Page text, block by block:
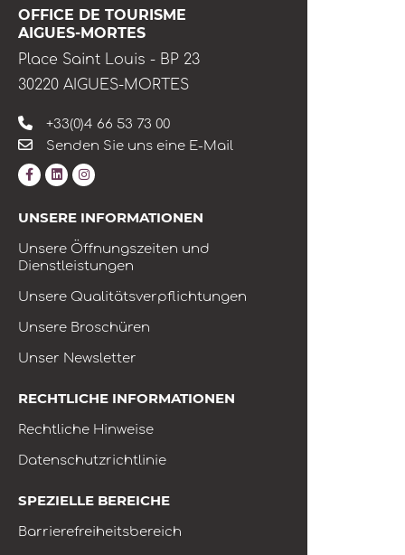
OFFICE DE TOURISME
AIGUES-MORTES
Place Saint Louis - BP 23
30220 AIGUES-MORTES
+33(0)4 66 53 73 00
Senden Sie uns eine E-Mail
UNSERE INFORMATIONEN
Unsere Öffnungszeiten und
Dienstleistungen
Unsere Qualitätsverpflichtungen
Unsere Broschüren
Unser Newsletter
RECHTLICHE INFORMATIONEN
Rechtliche Hinweise
Datenschutzrichtlinie
SPEZIELLE BEREICHE
Barrierefreiheitsbereich